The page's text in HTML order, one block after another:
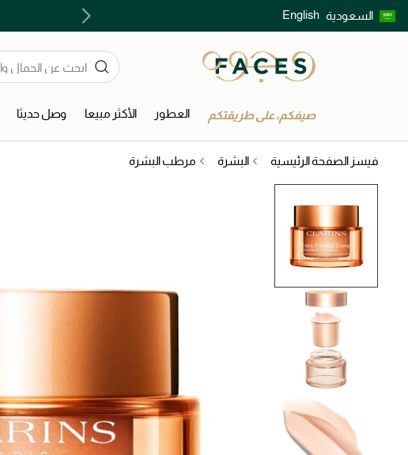
السعودية English
توصيل مجاني خلال ساعتين في الرياض عند الطلب قبل 8 مساءً
صيفكم، على طريقتكم العطور الأكثر مبيعا وصل حديثا
فيسز الصفحة الرئيسية البشرة مرطب البشرة